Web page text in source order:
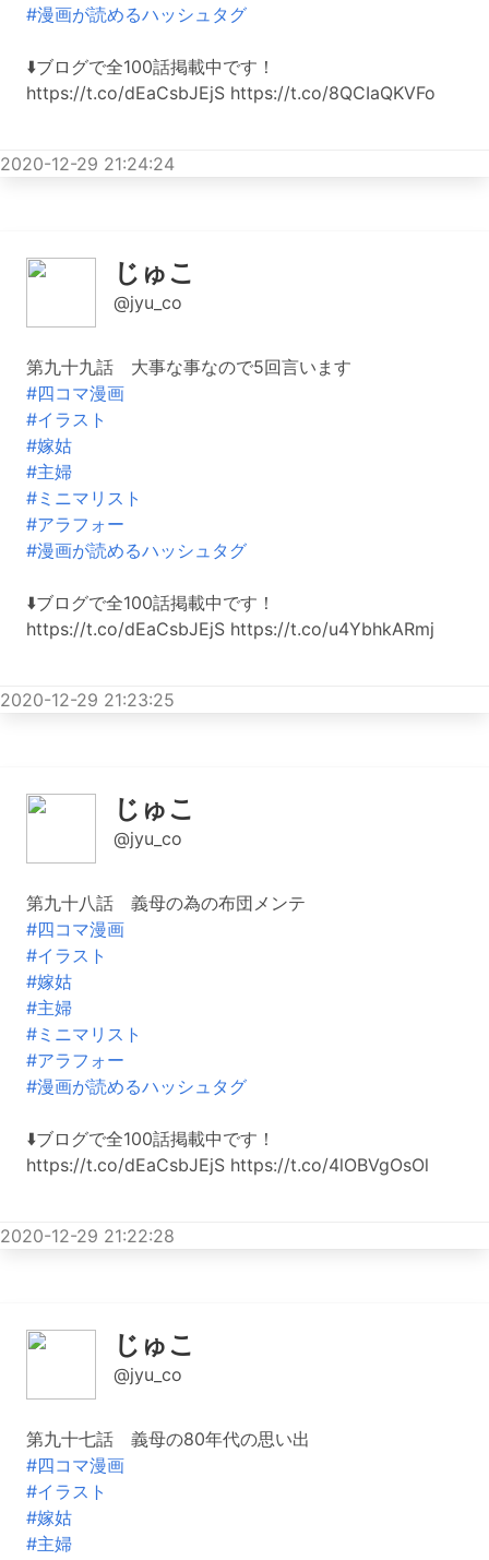
#漫画が読めるハッシュタグ
⬇️ブログで全100話掲載中です！
https://t.co/dEaCsbJEjS https://t.co/8QCIaQKVFo
2020-12-29 21:24:24
じゅこ
@jyu_co
第九十九話 大事な事なので5回言います
#四コマ漫画
#イラスト
#嫁姑
#主婦
#ミニマリスト
#アラフォー
#漫画が読めるハッシュタグ
⬇️ブログで全100話掲載中です！
https://t.co/dEaCsbJEjS https://t.co/u4YbhkARmj
2020-12-29 21:23:25
じゅこ
@jyu_co
第九十八話 義母の為の布団メンテ
#四コマ漫画
#イラスト
#嫁姑
#主婦
#ミニマリスト
#アラフォー
#漫画が読めるハッシュタグ
⬇️ブログで全100話掲載中です！
https://t.co/dEaCsbJEjS https://t.co/4lOBVgOsOl
2020-12-29 21:22:28
じゅこ
@jyu_co
第九十七話 義母の80年代の思い出
#四コマ漫画
#イラスト
#嫁姑
#主婦